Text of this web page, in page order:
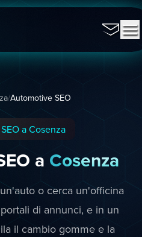
/Automotive SEO
a Cosenza
a Cosenza
o cerca un'officina
di annunci, e in un
il cambio gomme e la